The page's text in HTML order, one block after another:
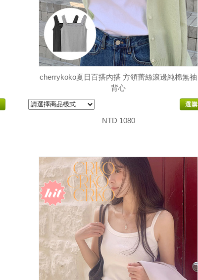
cherrykoko夏日百搭內搭 方領蕾絲滾邊純棉無袖
背心
選購
NTD 1080